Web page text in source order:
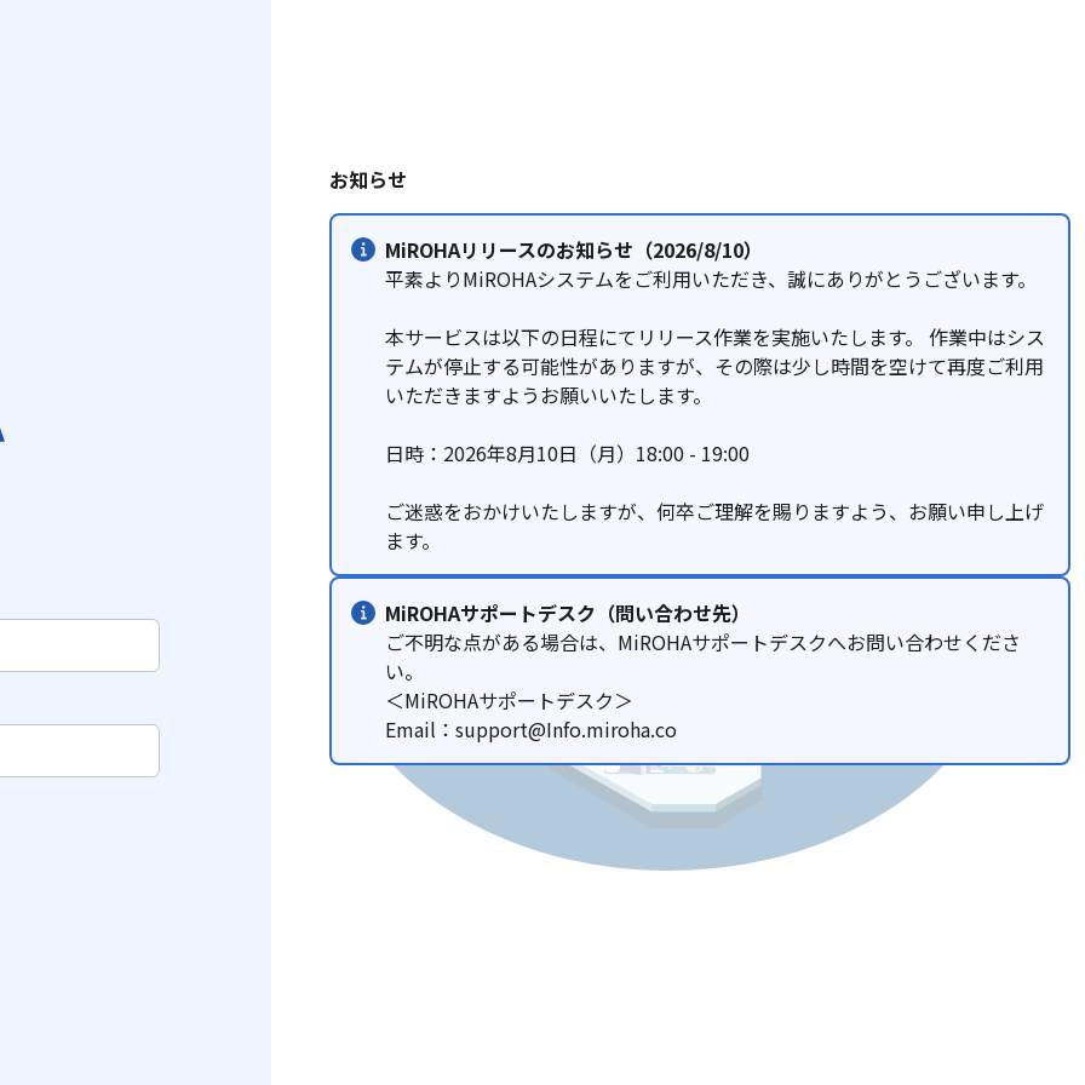
お知らせ
MiROHAリリースのお知らせ（2026/8/10）
平素よりMiROHAシステムをご利用いただき、誠にありがとうございます。
本サービスは以下の日程にてリリース作業を実施いたします。 作業中はシス
テムが停止する可能性がありますが、その際は少し時間を空けて再度ご利用
いただきますようお願いいたします。
日時：2026年8月10日（月）18:00 - 19:00
ご迷惑をおかけいたしますが、何卒ご理解を賜りますよう、お願い申し上げ
ます。
MiROHAサポートデスク（問い合わせ先）
ご不明な点がある場合は、MiROHAサポートデスクへお問い合わせくださ
い。
＜MiROHAサポートデスク＞
Email：support@Info.miroha.co